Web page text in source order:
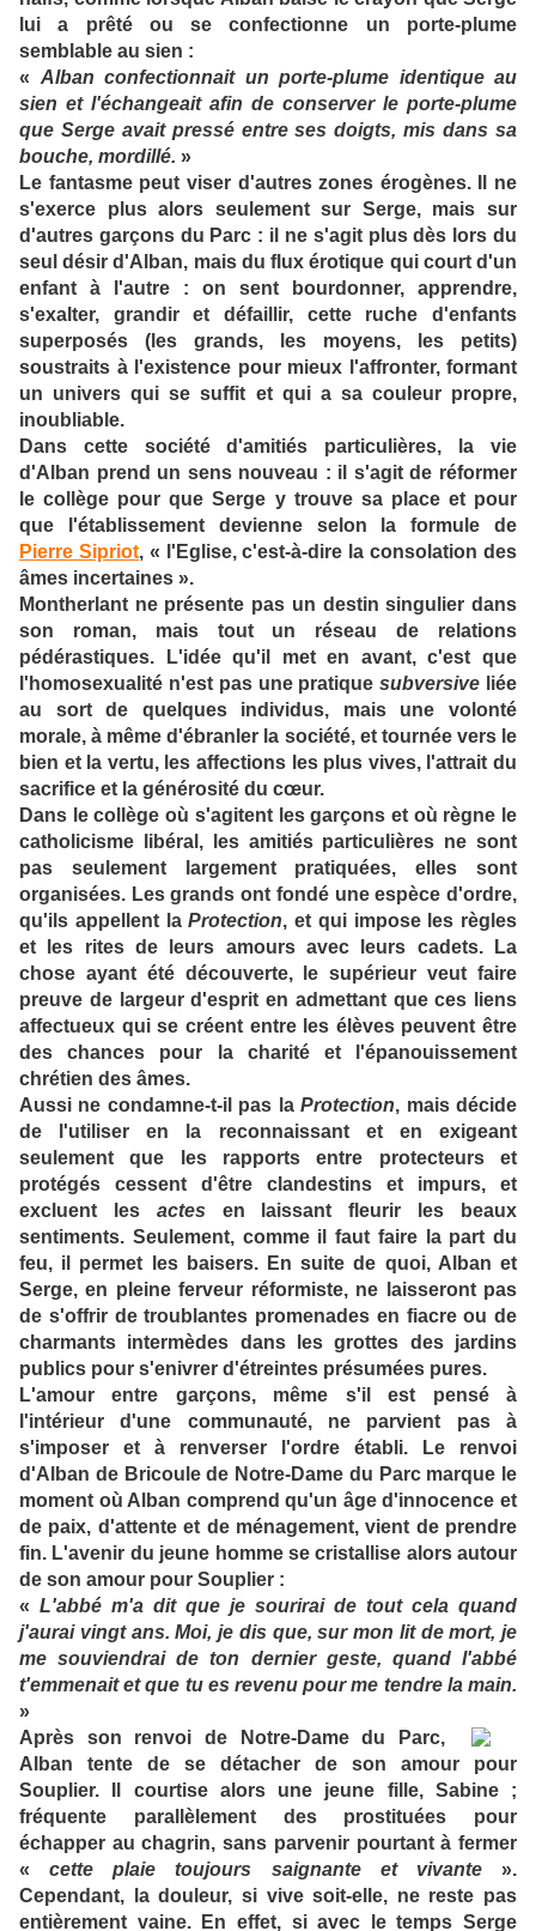
lui a prêté ou se confectionne un porte-plume
semblable au sien :
« Alban confectionnait un porte-plume identique au
sien et l'échangeait afin de conserver le porte-plume
que Serge avait pressé entre ses doigts, mis dans sa
bouche, mordillé. »
Le fantasme peut viser d'autres zones érogènes. Il ne
s'exerce plus alors seulement sur Serge, mais sur
d'autres garçons du Parc : il ne s'agit plus dès lors du
seul désir d'Alban, mais du flux érotique qui court d'un
enfant à l'autre : on sent bourdonner, apprendre,
s'exalter, grandir et défaillir, cette ruche d'enfants
superposés (les grands, les moyens, les petits)
soustraits à l'existence pour mieux l'affronter, formant
un univers qui se suffit et qui a sa couleur propre,
inoubliable.
Dans cette société d'amitiés particulières, la vie
d'Alban prend un sens nouveau : il s'agit de réformer
le collège pour que Serge y trouve sa place et pour
que l'établissement devienne selon la formule de
Pierre Sipriot, « l'Eglise, c'est-à-dire la consolation des
âmes incertaines ».
Montherlant ne présente pas un destin singulier dans
son roman, mais tout un réseau de relations
pédérastiques. L'idée qu'il met en avant, c'est que
l'homosexualité n'est pas une pratiquesubversive liée
au sort de quelques individus, mais une volonté
morale, à même d'ébranler la société, et tournée vers le
bien et la vertu, les affections les plus vives, l'attrait du
sacrifice et la générosité du cœur.
Dans le collège où s'agitent les garçons et où règne le
catholicisme libéral, les amitiés particulières ne sont
pas seulement largement pratiquées, elles sont
organisées. Les grands ont fondé une espèce d'ordre,
qu'ils appellent laProtection, et qui impose les règles
et les rites de leurs amours avec leurs cadets. La
chose ayant été découverte, le supérieur veut faire
preuve de largeur d'esprit en admettant que ces liens
affectueux qui se créent entre les élèves peuvent être
des chances pour la charité et l'épanouissement
chrétien des âmes.
Aussi ne condamne-t-il pas laProtection, mais décide
de l'utiliser en la reconnaissant et en exigeant
seulement que les rapports entre protecteurs et
protégés cessent d'être clandestins et impurs, et
excluent les actes en laissant fleurir les beaux
sentiments. Seulement, comme il faut faire la part du
feu, il permet les baisers. En suite de quoi, Alban et
Serge, en pleine ferveur réformiste, ne laisseront pas
de s'offrir de troublantes promenades en fiacre ou de
charmants intermèdes dans les grottes des jardins
publics pour s'enivrer d'étreintes présumées pures.
L'amour entre garçons, même s'il est pensé à
l'intérieur d'une communauté, ne parvient pas à
s'imposer et à renverser l'ordre établi. Le renvoi
d'Alban de Bricoule de Notre-Dame du Parc marque le
moment où Alban comprend qu'un âge d'innocence et
de paix, d'attente et de ménagement, vient de prendre
fin. L'avenir du jeune homme se cristallise alors autour
de son amour pour Souplier :
« L'abbé m'a dit que je sourirai de tout cela quand
j'aurai vingt ans. Moi, je dis que, sur mon lit de mort, je
me souviendrai de ton dernier geste, quand l'abbé
t'emmenait et que tu es revenu pour me tendre la main.
»
Après son renvoi de Notre-Dame du Parc,
Alban tente de se détacher de son amour pour
Souplier. Il courtise alors une jeune fille, Sabine ;
fréquente parallèlement des prostituées pour
échapper au chagrin, sans parvenir pourtant à fermer
«cette plaie toujours saignante et vivante».
Cependant, la douleur, si vive soit-elle, ne reste pas
entièrement vaine. En effet, si avec le temps Serge